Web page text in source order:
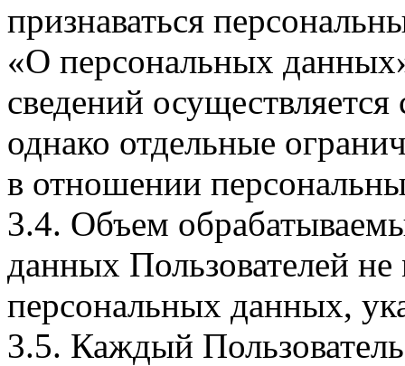
признаваться
«О персональных
сведений
однако отдельные
в отношении
3.4. Объем
данных Пользователей
персональных данных,
3.5. Каждый